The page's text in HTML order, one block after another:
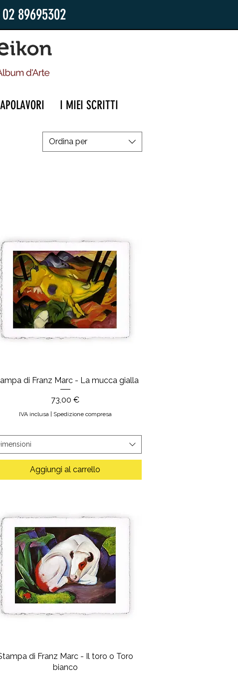
89695302
I MIEI SCRITTI
Ordina per
di Franz Marc - La mucca gialla
Prezzo
73,00 €
IVA inclusa| Spedizione compresa
Aggiungi al carrello
di Franz Marc - Il toro o Toro
bianco